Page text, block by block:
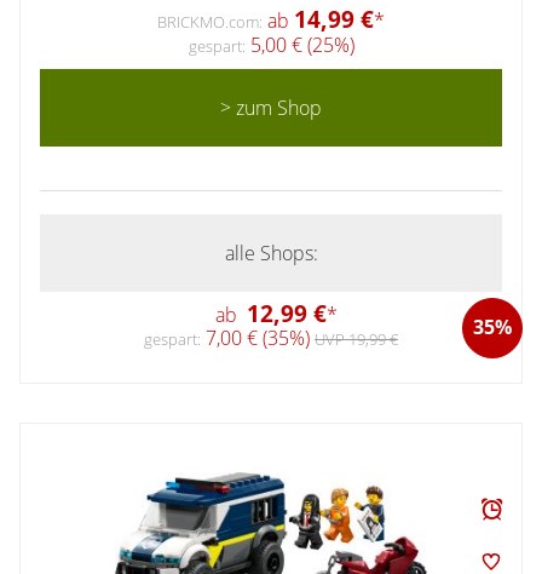
BRICKMO.com: ab 14,99 €*
gespart: 5,00 € (25%)
> zum Shop
alle Shops:
ab 12,99 €* 35%
gespart: 7,00 € (35%) UVP 19,99 €